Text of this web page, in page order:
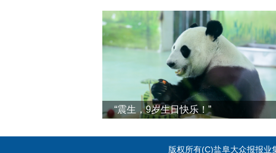
“震生，9岁生日快乐！”
版权所有(C)盐阜大众报报